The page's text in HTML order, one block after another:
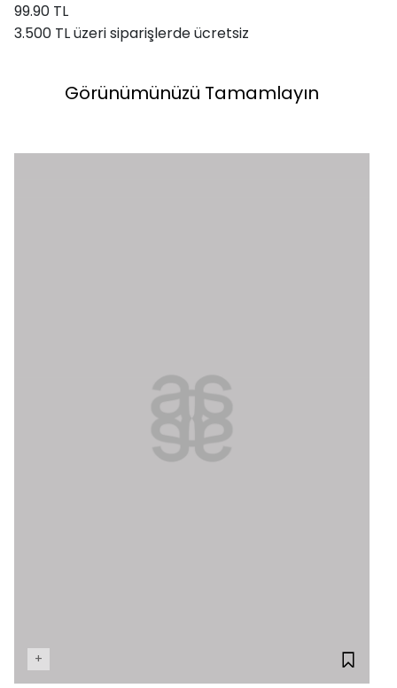
99.90 TL
3.500 TL üzeri siparişlerde ücretsiz
Görünümünüzü Tamamlayın
+